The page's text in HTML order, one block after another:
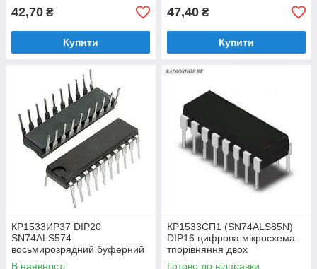
42,70 ₴
Купити
47,40 ₴
Купити
КР1533ИР37 DIP20
SN74ALS574
восьмирозрядний буферний
регістр з трьома стійкими
В наявності
КР1533СП1 (SN74ALS85N)
DIP16 цифрова мікросхема
тпорівняння двох
чотирирозрядних чисел
Готово до відправки